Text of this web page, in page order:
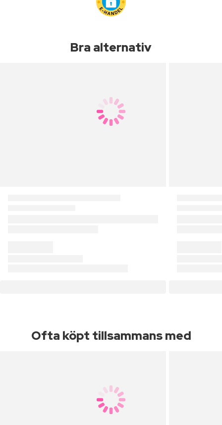
Bra alternativ
Ofta köpt tillsammans med